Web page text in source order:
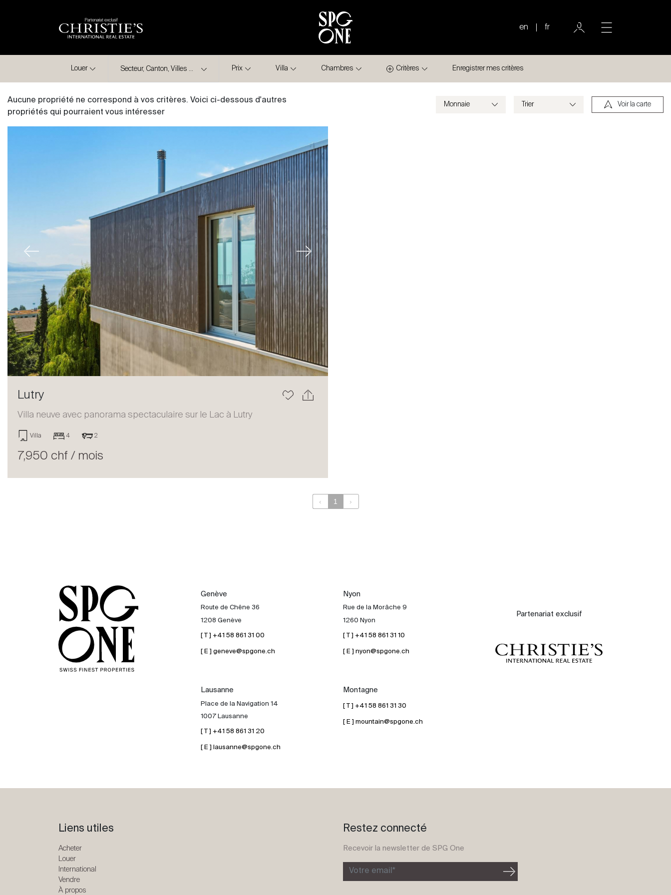
Partenariat exclusif
en fr
Louer
Louer Prix Villa Chambres Critères Enregistrer mes critères
Aucune propriété ne correspond à vos critères. Voici ci-dessous d'autres
propriétés qui pourraient vous intéresser
Voir la carte
Next
Lutry
Villa neuve avec panorama spectaculaire sur le Lac à Lutry
Villa 4 2
7,950 chf / mois
‹ 1 ›
Genève
Route de Chêne 36
1208 Genève
[ T ] +41 58 861 31 00
[ E ] geneve@spgone.ch
Nyon
Rue de la Morâche 9
1260 Nyon
[ T ] +41 58 861 31 10
[ E ] nyon@spgone.ch
Lausanne
Place de la Navigation 14
1007 Lausanne
[ T ] +41 58 861 31 20
[ E ] lausanne@spgone.ch
Montagne
[ T ] +41 58 861 31 30
[ E ] mountain@spgone.ch
Partenariat exclusif
Liens utiles
Acheter
Louer
International
Vendre
À propos
Restez connecté
Recevoir la newsletter de SPG One
Votre email*